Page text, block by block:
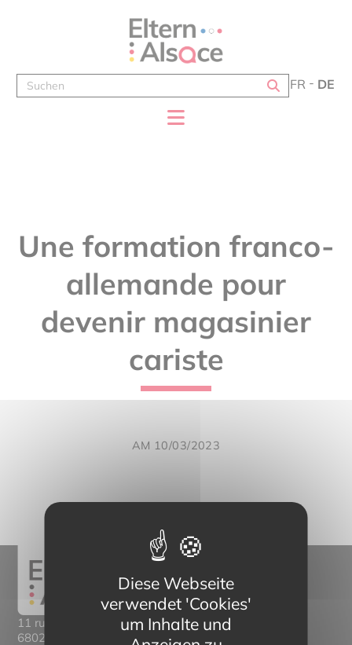
FR DE
Une formation franco-
allemande pour
devenir magasinier
cariste
AM 10/03/2023
11 rue Mittlerweg,
68025 Colmar Cedex
Diese Webseite
verwendet 'Cookies'
um Inhalte und